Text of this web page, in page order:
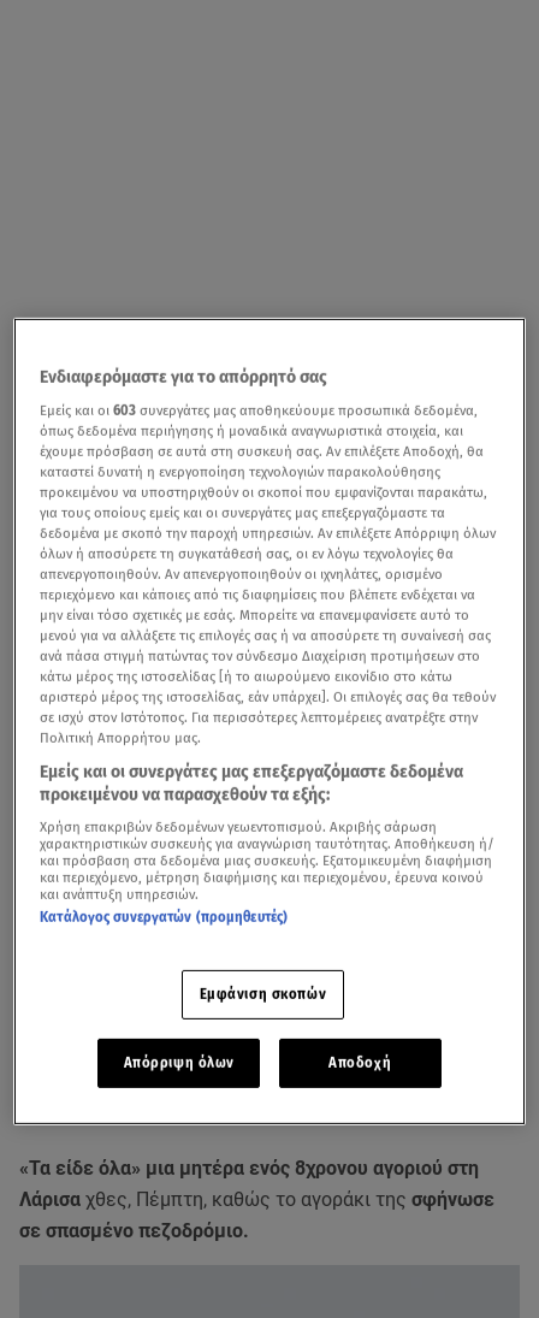
«Τα είδε όλα» μια μητέρα ενός 8χρονου αγοριού στη
Λάρισα χθες, Πέμπτη, καθώς το αγοράκι της σφήνωσε
σε σπασμένο πεζοδρόμιο.
Ενδιαφερόμαστε για το απόρρητό σας
Εμείς και οι603 συνεργάτες μας αποθηκεύουμε προσωπικά δεδομένα,
όπως δεδομένα περιήγησης ή μοναδικά αναγνωριστικά στοιχεία, και
έχουμε πρόσβαση σε αυτά στη συσκευή σας. Αν επιλέξετε Αποδοχή, θα
καταστεί δυνατή η ενεργοποίηση τεχνολογιών παρακολούθησης
προκειμένου να υποστηριχθούν οι σκοποί που εμφανίζονται παρακάτω,
για τους οποίους εμείς και οι συνεργάτες μας επεξεργαζόμαστε τα
δεδομένα με σκοπό την παροχή υπηρεσιών. Αν επιλέξετε Απόρριψη όλων
όλων ή αποσύρετε τη συγκατάθεσή σας, οι εν λόγω τεχνολογίες θα
απενεργοποιηθούν. Αν απενεργοποιηθούν οι ιχνηλάτες, ορισμένο
περιεχόμενο και κάποιες από τις διαφημίσεις που βλέπετε ενδέχεται να
μην είναι τόσο σχετικές με εσάς. Μπορείτε να επανεμφανίσετε αυτό το
μενού για να αλλάξετε τις επιλογές σας ή να αποσύρετε τη συναίνεσή σας
ανά πάσα στιγμή πατώντας τον σύνδεσμο Διαχείριση προτιμήσεων στο
κάτω μέρος της ιστοσελίδας [ή το αιωρούμενο εικονίδιο στο κάτω
αριστερό μέρος της ιστοσελίδας, εάν υπάρχει]. Οι επιλογές σας θα τεθούν
σε ισχύ στον Ιστότοπος. Για περισσότερες λεπτομέρειες ανατρέξτε στην
Πολιτική Απορρήτου μας.
Εμείς και οι συνεργάτες μας επεξεργαζόμαστε δεδομένα
προκειμένου να παρασχεθούν τα εξής:
Χρήση επακριβών δεδομένων γεωεντοπισμού. Ακριβής σάρωση
χαρακτηριστικών συσκευής για αναγνώριση ταυτότητας. Αποθήκευση ή/
και πρόσβαση στα δεδομένα μιας συσκευής. Εξατομικευμένη διαφήμιση
και περιεχόμενο, μέτρηση διαφήμισης και περιεχομένου, έρευνα κοινού
και ανάπτυξη υπηρεσιών.
Κατάλογος συνεργατών (προμηθευτές)
Εμφάνιση σκοπών
Απόρριψη όλων Αποδοχή